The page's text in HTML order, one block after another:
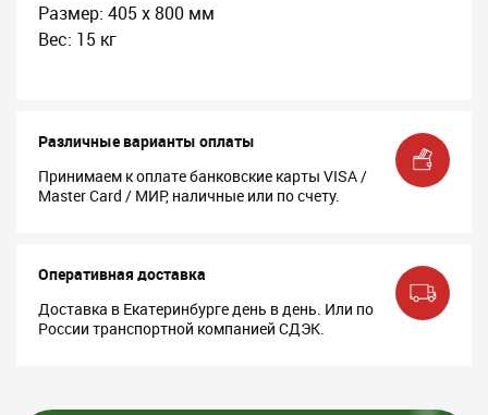
Размер: 405 х 800 мм
Вес: 15 кг
Различные варианты оплаты
Принимаем к оплате банковские карты VISA /
Master Card / МИР, наличные или по счету.
Оперативная доставка
Доставка в Екатеринбурге день в день. Или по
России транспортной компанией СДЭК.